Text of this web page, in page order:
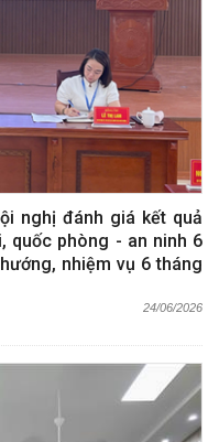
nghị đánh giá kết quả
quốc phòng - an ninh 6
nhiệm vụ 6 tháng
24/06/2026